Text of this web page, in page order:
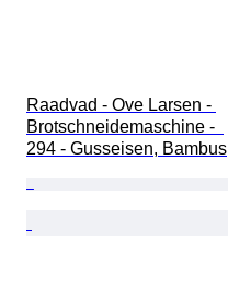
Raadvad - Ove Larsen -
Brotschneidemaschine -
294 - Gusseisen, Bambus